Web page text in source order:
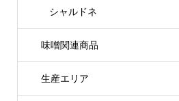
シャルドネ
味噌関連商品
生産エリア